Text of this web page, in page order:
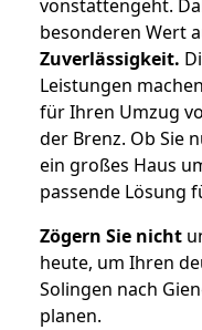
vonstattengeht.
besonderen Wert
Zuverlässigkeit.
Leistungen
für Ihren Umzug
der Brenz. Ob Sie
ein großes Haus
passende Lösung
Zögern Sie nicht
heute, um Ihren
Solingen nach
planen.